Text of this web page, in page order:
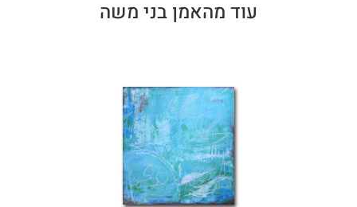
עוד מהאמן בני משה